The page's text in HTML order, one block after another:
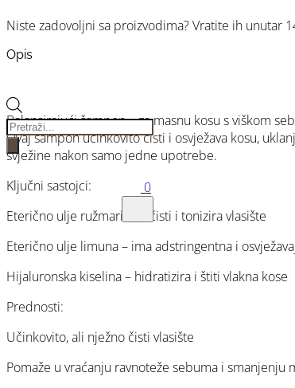
Products
search
0
Niste zadovoljni sa proizvodima? Vratite ih unutar
Opis
Balansirajući šampon – za masnu kosu s viškom
Ovaj šampon učinkovito čisti i osvježava kosu,
svježine nakon samo jedne upotrebe.
Ključni sastojci:
Eterično ulje ružmarina – čisti i tonizira vlasište
Eterično ulje limuna – ima adstringentna i
Hijaluronska kiselina – hidratizira i štiti vlakna kose
Prednosti:
Učinkovito, ali nježno čisti vlasište
Pomaže u vraćanju ravnoteže sebuma i smanjenju